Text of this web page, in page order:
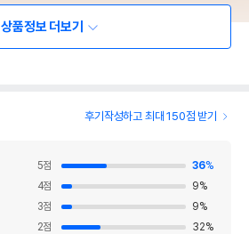
상품정보 더보기
후기작성하고 최대 150점 받기
5점 36%
4점 9%
3점 9%
2점 32%